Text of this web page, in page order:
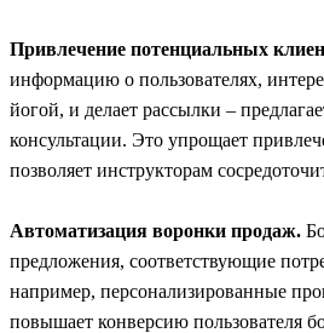
Привлечение потенциальных
информацию о пользователях,
йогой, и делает рассылки –
консультации. Это упрощает
позволяет инструкторам
Автоматизация воронки продаж.
предложения, соответствующие
например, персонализированные
повышает конверсию пользователя